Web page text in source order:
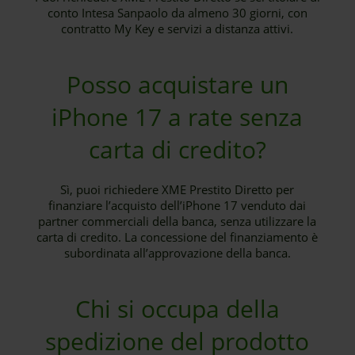
conto Intesa Sanpaolo da almeno 30 giorni, con
contratto My Key e servizi a distanza attivi.
Posso acquistare un
iPhone 17 a rate senza
carta di credito?
Sì, puoi richiedere XME Prestito Diretto per
finanziare l’acquisto dell’iPhone 17 venduto dai
partner commerciali della banca, senza utilizzare la
carta di credito. La concessione del finanziamento è
subordinata all’approvazione della banca.
Chi si occupa della
spedizione del prodotto